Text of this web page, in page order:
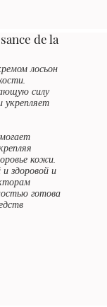
de la
лосьон
силу
кожи.
здоровой и
готова